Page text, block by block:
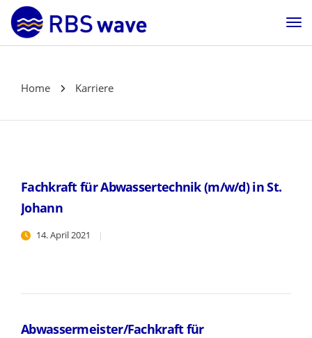
Home Karriere
Fachkraft für Abwassertechnik (m/w/d) in St.
Johann
14. April 2021
Abwassermeister/Fachkraft für